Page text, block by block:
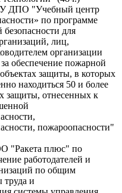
ДПО "Учебный центр
по программе
для
лиц,
организации
обеспечение пожарной
защиты, в которых
находиться 50 и более
защиты, отнесенных к
пожароопасности"
"Ракета плюс" по
работодателей и
по общим
труда и